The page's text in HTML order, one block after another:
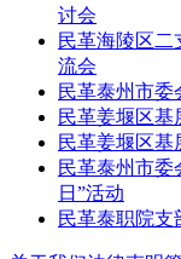
讨会
民革海陵区
流会
民革泰州市委
民革姜堰区基
民革姜堰区基
民革泰州市委
日”活动
民革泰职院支